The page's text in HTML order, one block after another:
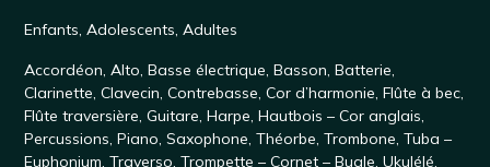
Enfants ,Adolescents ,Adultes
Accordéon ,Alto ,Basse électrique ,Basson ,Batterie
Clarinette ,Clavecin ,Contrebasse ,Cor d’harmonie ,Flûte à bec
Flûte traversière ,Guitare ,Harpe ,Hautbois – Cor anglais
Percussions ,Piano ,Saxophone , Théorbe,Trombone ,Tuba –
Euphonium ,Traverso ,Trompette – Cornet – Bugle ,Ukulélé